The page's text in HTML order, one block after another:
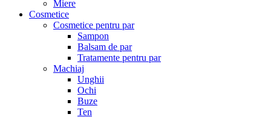
Miere
Cosmetice
Cosmetice pentru par
Sampon
Balsam de par
Tratamente pentru par
Machiaj
Unghii
Ochi
Buze
Ten